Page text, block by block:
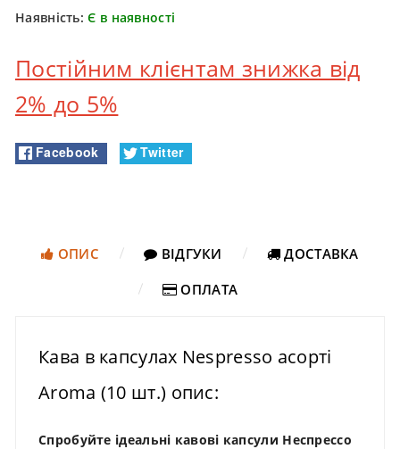
Наявність:Є в наявності
Постійним клієнтам знижка від
2% до 5%
Facebook Twitter
ОПИС ВІДГУКИ
ДОСТАВКА
ОПЛАТА
Кава в капсулах Nespresso асорті
Aroma (10 шт.) опис:
Спробуйте ідеальні кавові капсули Неспрессо